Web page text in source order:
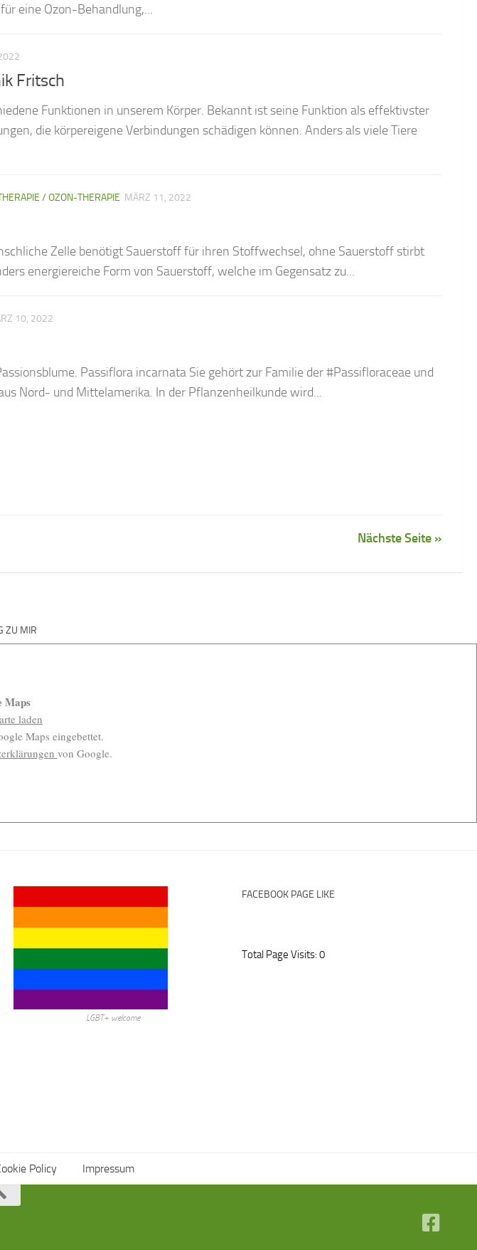
eine Ozon-Behandlung,...
Fritsch
Funktionen in unserem Körper. Bekannt ist seine Funktion als effektivster
die körpereigene Verbindungen schädigen können. Anders als viele Tiere
/ OZON-THERAPIE MÄRZ 11, 2022
Zelle benötigt Sauerstoff für ihren Stoffwechsel, ohne Sauerstoff stirbt
energiereiche Form von Sauerstoff, welche im Gegensatz zu...
10, 2022
Passiflora incarnata Sie gehört zur Familie der #Passifloraceae und
Nord- und Mittelamerika. In der Pflanzenheilkunde wird...
Nächste Seite »
ZU MIR
Maps
laden
Maps eingebettet.
von Google.
LGBT+ welcome
FACEBOOK PAGE LIKE
Total Page Visits: 0
Policy Impressum